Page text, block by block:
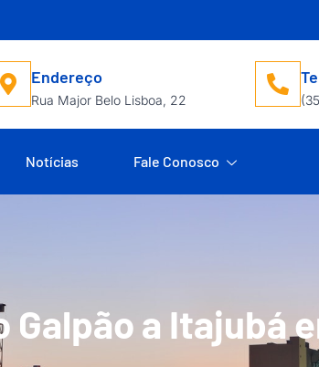
Endereço
Rua Major Belo Lisboa, 22
Notícias Fale Conosco
Galpão a Itajubá